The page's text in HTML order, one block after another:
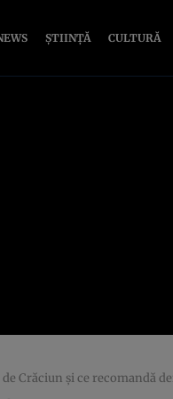
ȘTIINȚĂ CULTURĂ
Crăciun și ce recomandă